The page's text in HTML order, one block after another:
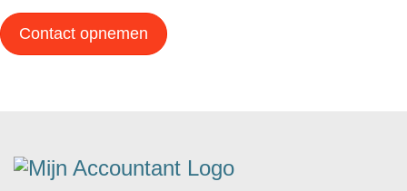
Contact opnemen